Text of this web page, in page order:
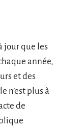
jour que les
année,
et des
n’est plus à
de